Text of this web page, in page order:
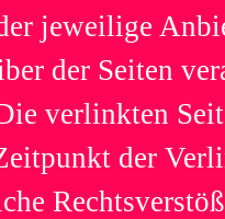
jewei­lige
der Sei­ten
ver­link­ten
der